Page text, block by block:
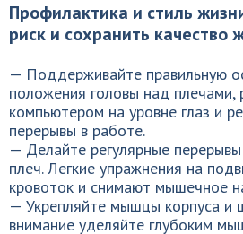
Профилактика и стиль
риск и сохранить качество
— Поддерживайте правильную
положения головы над плечами,
компьютером на уровне глаз и
перерывы в работе.
— Делайте регулярные
плеч. Легкие упражнения на
кровоток и снимают мышечное
— Укрепляйте мышцы корпуса и
внимание уделяйте глубоким